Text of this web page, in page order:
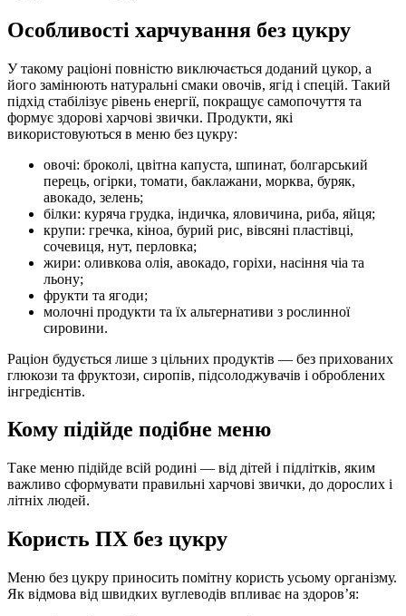
Особливості харчування без цукру
У такому раціоні повністю виключається доданий цукор, а
його замінюють натуральні смаки овочів, ягід і спецій. Такий
підхід стабілізує рівень енергії, покращує самопочуття та
формує здорові харчові звички. Продукти, які
використовуються в меню без цукру:
овочі: броколі, цвітна капуста, шпинат, болгарський
перець, огірки, томати, баклажани, морква, буряк,
авокадо, зелень;
білки: куряча грудка, індичка, яловичина, риба, яйця;
крупи: гречка, кіноа, бурий рис, вівсяні пластівці,
сочевиця, нут, перловка;
жири: оливкова олія, авокадо, горіхи, насіння чіа та
льону;
фрукти та ягоди;
молочні продукти та їх альтернативи з рослинної
сировини.
Раціон будується лише з цільних продуктів — без прихованих
глюкози та фруктози, сиропів, підсолоджувачів і оброблених
інгредієнтів.
Кому підійде подібне меню
Таке меню підійде всій родині — від дітей і підлітків, яким
важливо сформувати правильні харчові звички, до дорослих і
літніх людей.
Користь ПХ без цукру
Меню без цукру приносить помітну користь усьому організму.
Як відмова від швидких вуглеводів впливає на здоров’я: